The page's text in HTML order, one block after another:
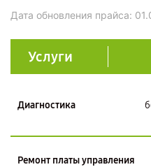
Дата обновления прайса:
Услуги
Диагностика
Ремонт платы управления